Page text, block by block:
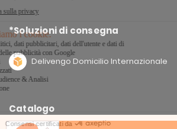
*Soluzioni di consegna
Delivengo Domicilio Internazionale
Catalogo